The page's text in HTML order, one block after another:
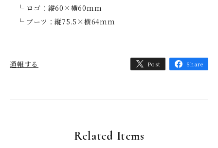
└ ロゴ：縦60×横60mm
└ ブーツ：縦75.5×横64mm
通報する Post Share
Related Items